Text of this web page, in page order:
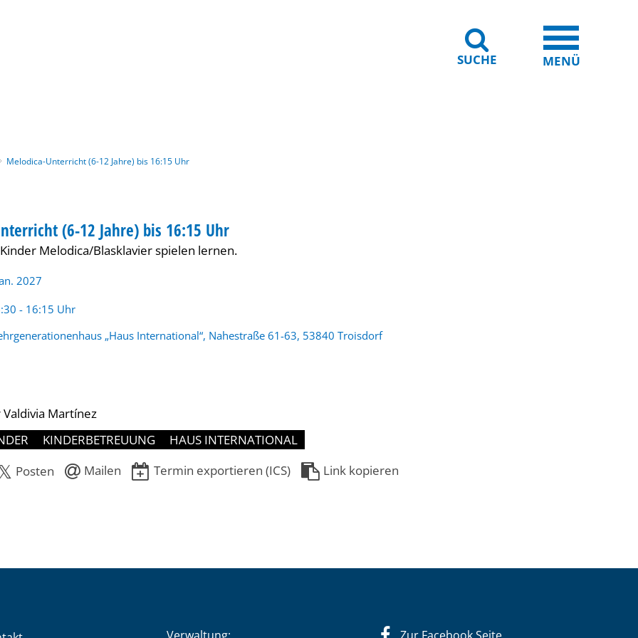
SUCHE MENÜ
Melodica-Unterricht (6-12 Jahre) bis 16:15 Uhr
(6-12 Jahre) bis 16:15 Uhr
Melodica/Blasklavier spielen lernen.
2027
- 16:15 Uhr
„Haus International“, Nahestraße 61-63, 53840 Troisdorf
Martínez
KINDERBETREUUNG
HAUS INTERNATIONAL
Posten Mailen Termin exportieren (ICS) Link kopieren